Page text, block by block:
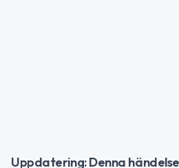
Uppdatering: Denna